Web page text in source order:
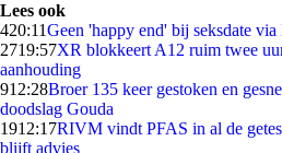
Lees ook
420:11Geen 'happy end' bij seksdate
2719:57XR blokkeert A12 ruim twee
aanhouding
912:28Broer 135 keer gestoken en
doodslag Gouda
1912:17RIVM vindt PFAS in al de
blijft advies